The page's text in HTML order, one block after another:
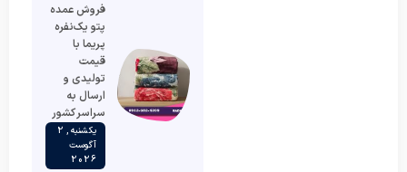
فروش عمده
پتو یک‌نفره
پریما با
قیمت
تولیدی و
ارسال به
سراسر کشور
یکشنبه , 2
آگوست
2026